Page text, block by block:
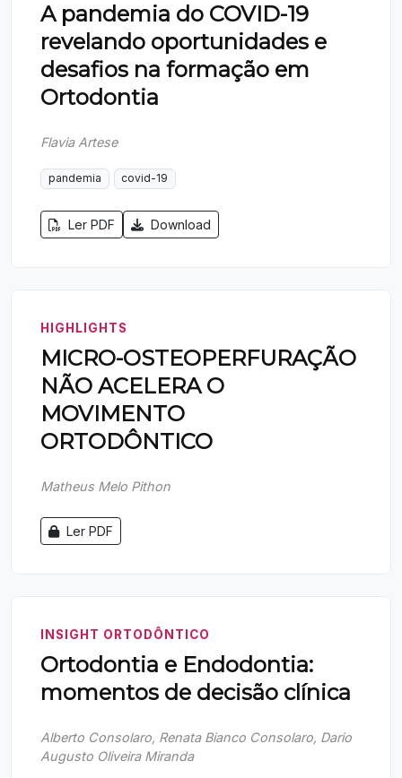
A pandemia do COVID-19
revelando oportunidades e
desafios na formação em
Ortodontia
Flavia Artese
pandemia covid-19
Ler PDF Download
HIGHLIGHTS
MICRO-OSTEOPERFURAÇÃO
NÃO ACELERA O
MOVIMENTO
ORTODÔNTICO
Matheus Melo Pithon
Ler PDF
INSIGHT ORTODÔNTICO
Ortodontia e Endodontia:
momentos de decisão clínica
Alberto Consolaro, Renata Bianco Consolaro, Dario
Augusto Oliveira Miranda